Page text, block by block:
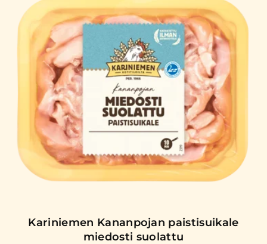
Kariniemen Kananpojan paistisuikale
miedosti suolattu